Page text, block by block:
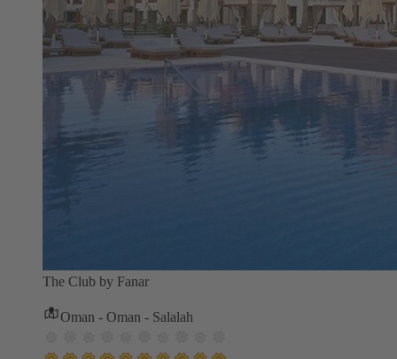
The Club by Fanar
Oman - Oman - Salalah